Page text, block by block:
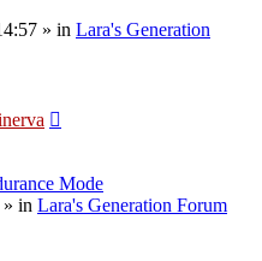
» in Lara's Generation
Mode
» in Lara's Generation Forum